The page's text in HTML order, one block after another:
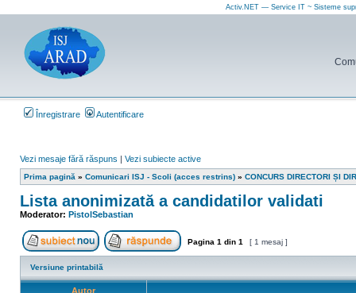
Activ.NET — Service IT ~ Sisteme
Înregistrare Autentificare
Vezi mesaje fără răspuns | Vezi subiecte active
Prima pagină » Comunicari ISJ - Scoli (acces restrins) » CONCURS DIRECTORI ȘI
Lista anonimizată a candidatilor validati
Moderator: PistolSebastian
Scrie un subiect nou Răspunde la subiect
Pagina 1 din 1 [ 1 mesaj ]
Versiune printabilă
Autor